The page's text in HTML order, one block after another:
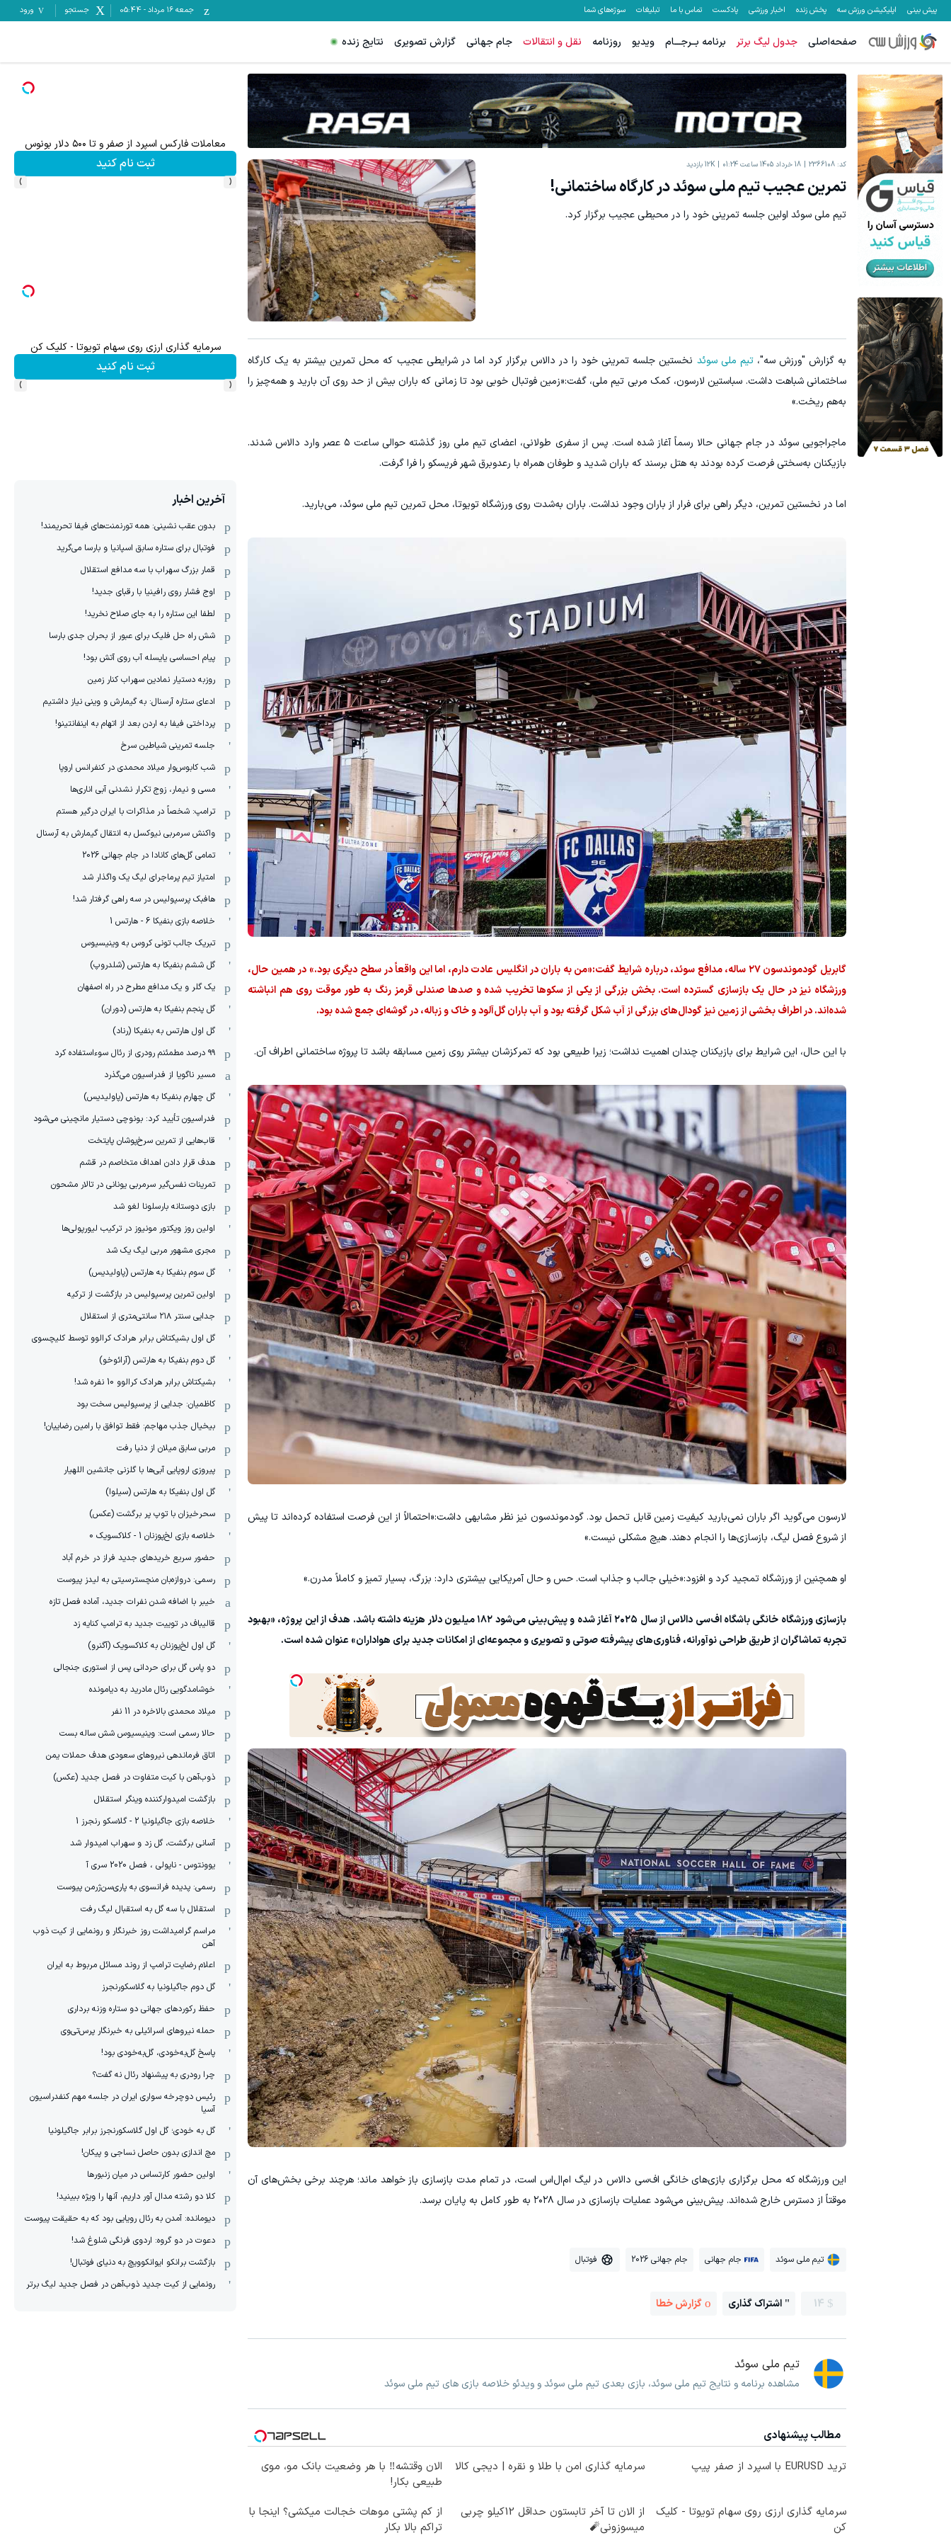
پیش بینی اپلیکیشن ورزش سه پخش زنده اخبار ورزشی پادکست تماس با ما تبلیغات سوژه‌های شما جمعه ۱۶ مرداد -
05:44 جستجو ورود
صفحه‌اصلی جدول لیگ برتر برنامه بــرجـــام ویدیو روزنامه نقل و انتقالات جام جهانی گزارش تصویری نتایج زنده
کد: 2366108 18 خرداد 1405 ساعت 01:24 12K بازدید
تمرین عجیب تیم ملی سوئد در کارگاه ساختمانی!
تیم ملی سوئد اولین جلسه تمرینی خود را در محیطی عجیب برگزار کرد.
به گزارش "ورزش سه"،تیم ملی سوئد نخستین جلسه تمرینی خود را در دالاس برگزار کرد اما در شرایطی عجیب که محل تمرین بیشتر به یک کارگاه
ساختمانی شباهت داشت. سباستین لارسون، کمک مربی تیم ملی، گفت:«زمین فوتبال خوبی بود تا زمانی که باران بیش از حد روی آن بارید و همه‌چیز را
به‌هم ریخت.»
ماجراجویی سوئد در جام جهانی حالا رسماً آغاز شده است. پس از سفری طولانی، اعضای تیم ملی روز گذشته حوالی ساعت ۵ عصر وارد دالاس شدند.
بازیکنان به‌سختی فرصت کرده بودند به هتل برسند که باران شدید و طوفان همراه با رعدوبرق شهر فریسکو را فرا گرفت.
اما در نخستین تمرین، دیگر راهی برای فرار از باران وجود نداشت. باران به‌شدت روی ورزشگاه تویوتا، محل تمرین تیم ملی سوئد، می‌بارید.
گابریل گودموندسون ۲۷ ساله، مدافع سوئد، درباره شرایط گفت:«من به باران در انگلیس عادت دارم، اما این واقعاً در سطح دیگری بود.» در همین حال،
ورزشگاه نیز در حال یک بازسازی گسترده است. بخش بزرگی از یکی از سکوها تخریب شده و صدها صندلی قرمز رنگ به طور موقت روی هم انباشته
شده‌اند. در اطراف بخشی از زمین نیز گودال‌های بزرگی از آب شکل گرفته بود و آب باران گل‌آلود و خاک و زباله، در گوشه‌ای جمع شده بود.
با این حال، این شرایط برای بازیکنان چندان اهمیت نداشت؛ زیرا طبیعی بود که تمرکزشان بیشتر روی زمین مسابقه باشد تا پروژه ساختمانی اطراف آن.
لارسون می‌گوید اگر باران نمی‌بارید کیفیت زمین قابل تحمل بود. گودموندسون نیز نظر مشابهی داشت:«احتمالاً از این فرصت استفاده کرده‌اند تا پیش
از شروع فصل لیگ، بازسازی‌ها را انجام دهند. هیچ مشکلی نیست.»
او همچنین از ورزشگاه تمجید کرد و افزود:«خیلی جالب و جذاب است. حس و حال آمریکایی بیشتری دارد: بزرگ، بسیار تمیز و کاملاً مدرن.»
بازسازی ورزشگاه خانگی باشگاه اف‌سی دالاس از سال ۲۰۲۵ آغاز شده و پیش‌بینی می‌شود ۱۸۲ میلیون دلار هزینه داشته باشد. هدف از این پروژه، «بهبود
تجربه تماشاگران از طریق طراحی نوآورانه، فناوری‌های پیشرفته صوتی و تصویری و مجموعه‌ای از امکانات جدید برای هواداران» عنوان شده است.
این ورزشگاه که محل برگزاری بازی‌های خانگی اف‌سی دالاس در لیگ ام‌ال‌اس است، در تمام مدت بازسازی باز خواهد ماند؛ هرچند برخی بخش‌های آن
موقتاً از دسترس خارج شده‌اند. پیش‌بینی می‌شود عملیات بازسازی در سال ۲۰۲۸ به طور کامل به پایان برسد.
تیم ملی سوئد جام جهانی جام جهانی 2026 فوتبال
14 اشتراک گذاری گزارش خطا
تیم ملی سوئد
مشاهده برنامه و نتایج تیم ملی سوئد، بازی بعدی تیم ملی سوئد و ویدئو خلاصه بازی های تیم ملی سوئد
مطالب پیشنهادی
ترید EURUSD با اسپرد از صفر پیپ
سرمایه گذاری امن با طلا و نقره | دیجی کالا
الان وقتشه‼️ با هر وضعیت بانک مو، موی
طبیعی بکار!
سرمایه گذاری ارزی روی سهام تویوتا - کلیک
کن
از الان تا آخر تابستون حداقل 12کیلو چربی
میسوزونی🧨
از کم پشتی موهات خجالت میکشی؟ اینجا با
تراکم بالا بکار
معاملات فارکس اسپرد از صفر و تا ۵۰۰ دلار بونوس
ثبت نام کنید
۵۰ درصد کش بک در حساب معاملاتی ecn بروکر اینوسلو
‹
›
سرمایه گذاری ارزی روی سهام تویوتا - کلیک کن
ثبت نام کنید
ترید EURUSD با اسپرد از صفر پیپ
ثبت نام کنید
‹
›
آخرین اخبار
بدون عقب نشینی: همه تورنمنت‌های فیفا تحریمند!
فوتبال برای ستاره سابق اسپانیا و بارسا می‌گرید
قمار بزرگ سهراب با سه مدافع استقلال
اوج فشار روی رافینیا با رقبای جدید!
لطفا این ستاره را به جای صلاح نخرید!
شش راه حل فلیک برای عبور از بحران جدی بارسا
پیام احساسی یایسله آب روی آتش بود!
روزبه دستیار نمادین سهراب کنار زمین
ادعای ستاره آرسنال: به گیمارش و وینی نیاز داشتیم
پرداختی فیفا به اردن بعد از اتهام به اینفانتینو!
جلسه تمرینی شیاطین سرخ
شب کابوس‌وار میلاد محمدی در کنفرانس اروپا
مسی و نیمار، زوج تکرار نشدنی آبی اناری‌ها
ترامپ: شخصاً در مذاکرات با ایران درگیر هستم
واکنش سرمربی نیوکسل به انتقال گیمارش به آرسنال
تمامی گل‌های کانادا در جام جهانی 2026
امتیاز تیم پرماجرای لیگ یک واگذار شد
هافبک پرسپولیس در سه راهی گرفتار شد!
خلاصه بازی بنفیکا 6 - هارتس 1
تبریک جالب تونی کروس به وینیسیوس
گل ششم بنفیکا به هارتس (شلدروپ)
یک گلر و یک مدافع مطرح در راه اصفهان
گل پنجم بنفیکا به هارتس (دوران)
گل اول هارتس به بنفیکا (رناد)
۹۹ درصد مطمئنم رودری از رئال سوءاستفاده کرد
مسیر ناگویا از فدراسیون می‌گذرد
گل چهارم بنفیکا به هارتس (پاولیدیس)
فدراسیون تأیید کرد: بونوچی دستیار مانچینی می‌شود
قاب‌هایی از تمرین سرخ‌پوشان پایتخت
هدف قرار دادن اهداف متخاصم در قشم
‏تمرینات نفس‌گیر سرمربی یونانی در تالار مشحون
بازی دوستانه بارسلونا لغو شد
اولین روز ویکتور مونیوز در ترکیب لیورپولی‌ها
مجری مشهور مربی لیگ یک شد
گل سوم بنفیکا به هارتس (پاولیدیس)
اولین تمرین پرسپولیس در بازگشت از ترکیه
جدایی سنتر ۲۱۸ سانتی‌متری از استقلال
گل اول بشیکتاش برابر هرادک کرالوو توسط کلیچسوی
گل دوم بنفیکا به هارتس (آرائوخو)
بشیکتاش برابر هرادک کرالوو 10 نفره شد!
کاظمیان: جدایی از پرسپولیس سخت بود
بیخیال جذب مهاجم: فقط توافق با رامین رضاییان!
مربی سابق میلان از دنیا رفت
پیروزی اروپایی آبی‌ها با گلزنی جانشین اللهیار
گل اول بنفیکا به هارتس (سیلوا)
سحرخیزان با توپ پر برگشت (عکس)
خلاصه بازی لخ‌پوزنان 1 - کلاکسویک 0
حضور سریع خریدهای جدید فراز در خرم آباد
رسمی: دروازه‌بان منچسترسیتی به لیدز پیوست
خیبر با اضافه شدن نفرات جدید، آماده فصل تازه
قالیباف در توییت جدید به ترامپ کنایه زد
گل اول لخ‌پوزنان به کلاکسویک (آگنرو)
دو پاس گل برای حردانی پس از استوری جنجالی
خوشامدگویی رئال مادرید به دیامونده
میلاد محمدی بالاخره در 11 نفر
حالا رسمی است: وینیسیوس شش ساله بست
اتاق فرماندهی نیروهای سعودی هدف حملات یمن
ذوب‌آهن با کیت متفاوت در فصل جدید (عکس)
بازگشت امیدوارکننده وینگر استقلال
خلاصه بازی جاگیلونیا 2 - گلاسکو رنجرز 1
آسانی برگشت، گل زد و سهراب امیدوار شد
یوونتوس - ناپولی ، فصل 2020 سری آ
رسمی: پدیده فرانسوی به پاری‌سن‌ژرمن پیوست
استقلال با سه گل به استقبال لیگ رفت
مراسم گرامیداشت روز خبرنگار و رونمایی از کیت ذوب
آهن
اعلام رضایت ترامپ از روند مسائل مربوط به ایران
گل دوم جاگیلونیا به گلاسکورنجرز
حفظ رکوردهای جهانی دو ستاره وزنه برداری
حمله نیروهای اسرائیلی به خبرنگار پرس‌تی‌وی
پاسخ گل‌به‌خودی، گل‌به‌خودی بود!
چرا رودری به پیشنهاد رئال نه گفت؟
رئیس دوچرخه سواری ایران در جلسه مهم کنفدراسیون
آسیا
گل به خودی؛ گل اول گلاسکورنجرز برابر جاگیلونیا
مچ اندازی بدون حاصل نساجی و پیکان!
اولین حضور کارتساس در میان زنبورها
کلا دو‌ رشته مدال آور داریم، آنها را ویژه ببینید!
دیومانده: آمدن به رئال رویایی بود که به حقیقت پیوست
دعوت در دو گروه: اردوی فرنگی شلوغ شد!
بازگشت برانکو ایوانکوویچ به دنیای فوتبال!
رونمایی از کیت جدید ذوب‌آهن در فصل جدید لیگ برتر